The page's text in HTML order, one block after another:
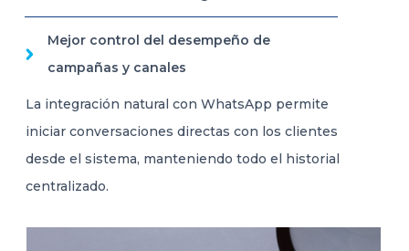
Mejor control del desempeño de
campañas y canales
La integración natural con WhatsApp permite
iniciar conversaciones directas con los clientes
desde el sistema, manteniendo todo el historial
centralizado.